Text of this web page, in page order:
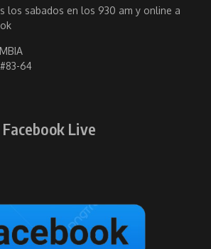
los sabados en los 930 am y online a
64
Live